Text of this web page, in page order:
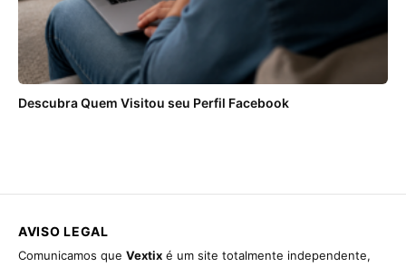
Descubra Quem Visitou seu Perfil Facebook
AVISO LEGAL
Comunicamos que Vextix é um site totalmente independente,